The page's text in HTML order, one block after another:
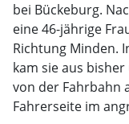
bei Bückeburg.
eine 46-jährige
Richtung Minden.
kam sie aus
von der Fahrbahn
Fahrerseite im